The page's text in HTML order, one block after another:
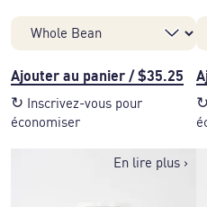
Ajouter au panier / $35.25
↻
Inscrivez-vous pour
économiser
↻
En lire plus ›